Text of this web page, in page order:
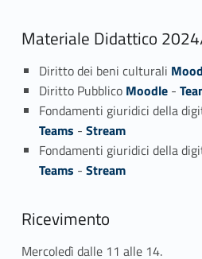
Materiale Didattico
Diritto dei beni culturali
Diritto Pubblico Moodle-
Fondamenti giuridici della
Teams - Stream
Fondamenti giuridici della
Teams - Stream
Ricevimento
Mercoledì dalle 11 alle 14.